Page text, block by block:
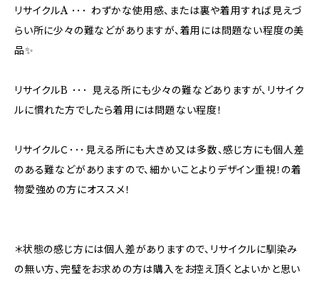
リサイクルA ･･･ わずかな使用感、または裏や着用すれば見えづ
らい所に少々の難などがありますが、着用には問題ない程度の美
品✨
リサイクルB ･･･ 見える所にも少々の難などありますが、リサイク
ルに慣れた方でしたら着用には問題ない程度！
リサイクルＣ･･･見える所にも大きめ又は多数、感じ方にも個人差
のある難などがありますので、細かいことよりデザイン重視！の着
物愛強めの方にオススメ！
＊状態の感じ方には個人差がありますので、リサイクルに馴染み
の無い方、完璧をお求めの方は購入をお控え頂くとよいかと思い